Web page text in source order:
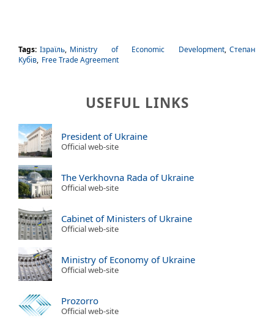
Tags: Ізраїль, Ministry of Economic Development, Степан
Кубів, Free Trade Agreement
USEFUL LINKS
President of Ukraine
Official web-site
The Verkhovna Rada of Ukraine
Official web-site
Cabinet of Ministers of Ukraine
Official web-site
Ministry of Economy of Ukraine
Official web-site
Prozorro
Official web-site